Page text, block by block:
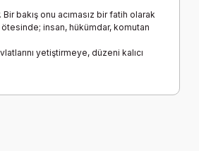
bakış onu acımasız bir fatih olarak
insan, hükümdar, komutan
yetiştirmeye, düzeni kalıcı